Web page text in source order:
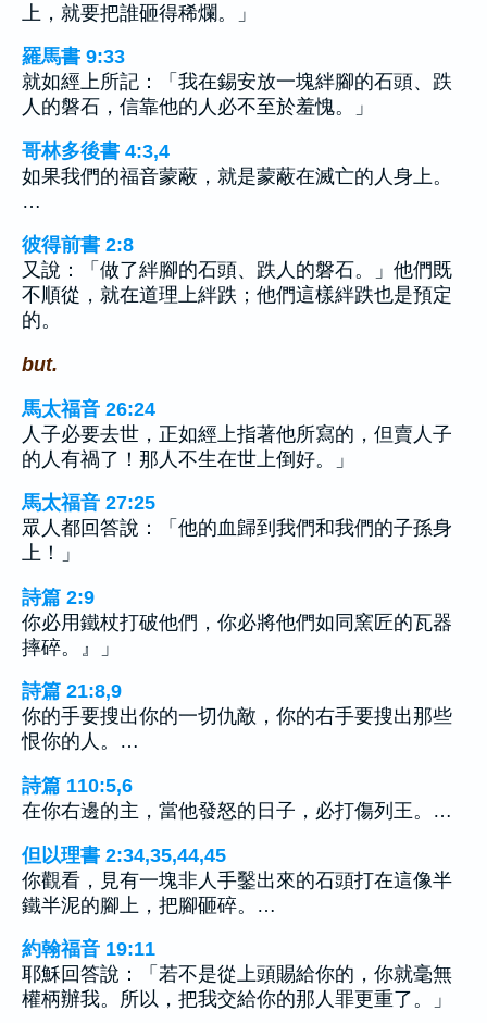
上，就要把誰砸得稀爛。」
羅馬書 9:33
就如經上所記：「我在錫安放一塊絆腳的石頭、跌
人的磐石，信靠他的人必不至於羞愧。」
哥林多後書 4:3,4
如果我們的福音蒙蔽，就是蒙蔽在滅亡的人身上。
…
彼得前書 2:8
又說：「做了絆腳的石頭、跌人的磐石。」他們既
不順從，就在道理上絆跌；他們這樣絆跌也是預定
的。
but.
馬太福音 26:24
人子必要去世，正如經上指著他所寫的，但賣人子
的人有禍了！那人不生在世上倒好。」
馬太福音 27:25
眾人都回答說：「他的血歸到我們和我們的子孫身
上！」
詩篇 2:9
你必用鐵杖打破他們，你必將他們如同窯匠的瓦器
摔碎。』」
詩篇 21:8,9
你的手要搜出你的一切仇敵，你的右手要搜出那些
恨你的人。…
詩篇 110:5,6
在你右邊的主，當他發怒的日子，必打傷列王。…
但以理書 2:34,35,44,45
你觀看，見有一塊非人手鑿出來的石頭打在這像半
鐵半泥的腳上，把腳砸碎。…
約翰福音 19:11
耶穌回答說：「若不是從上頭賜給你的，你就毫無
權柄辦我。所以，把我交給你的那人罪更重了。」